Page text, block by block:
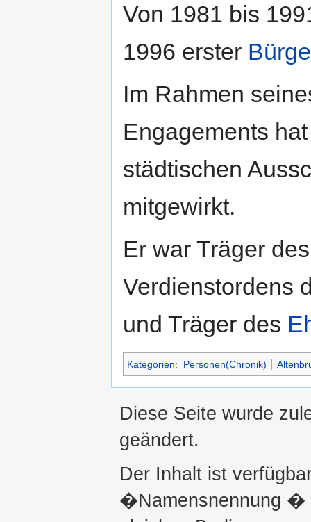
Von 1981 bis
1996 erster
Im Rahmen
Engagements
städtischen
mitgewirkt.
Er war Träger
Verdienstordens
und Träger des
Kategorien: Personen(Chronik)
Diese Seite wurde
geändert.
Der Inhalt ist
�Namensnennung �